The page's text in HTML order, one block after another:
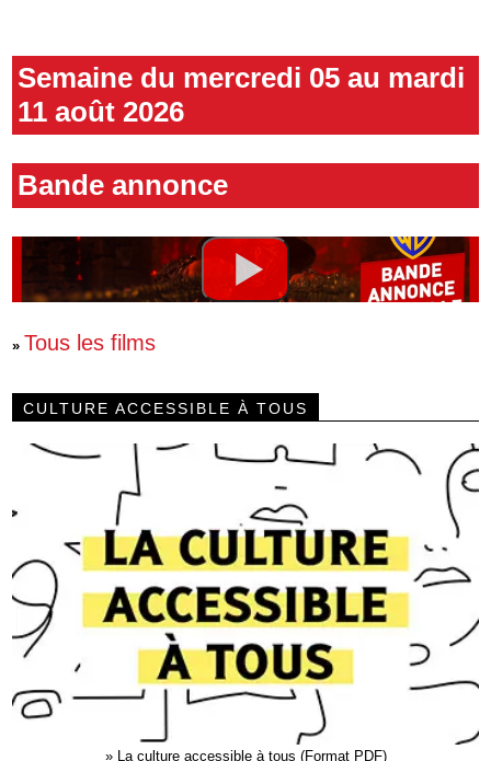
Semaine du mercredi 05 au mardi
11 août 2026
Bande annonce
» Tous les films
CULTURE ACCESSIBLE À TOUS
» La culture accessible à tous (Format PDF)